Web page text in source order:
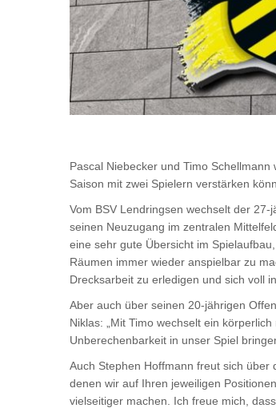
Pascal Niebecker und Timo
Saison mit zwei Spielern verstärken
Vom BSV Lendringsen wechselt der
seinen Neuzugang im zentralen
eine sehr gute Übersicht im
Räumen immer wieder anspielbar zu
Drecksarbeit zu erledigen und sich voll
Aber auch über seinen 20-jährigen
Niklas: „Mit Timo wechselt ein
Unberechenbarkeit in unser Spiel
Auch Stephen Hoffmann freut sich über
denen wir auf Ihren jeweiligen
vielseitiger machen. Ich freue mich,